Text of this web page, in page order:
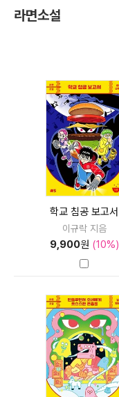
라면소설
학교 침공 보고서
이규락 지음
9,900원 (10%)